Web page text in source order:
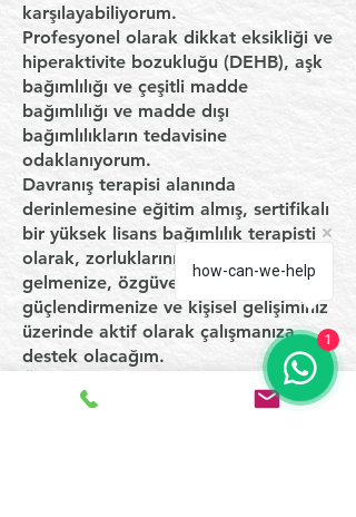
karşılayabiliyorum.
Profesyonel olarak dikkat eksikliği ve
hiperaktivite bozukluğu (DEHB), aşk
bağımlılığı ve çeşitli madde
bağımlılığı ve madde dışı
bağımlılıkların tedavisine
odaklanıyorum.
Davranış terapisi alanında
derinlemesine eğitim almış, sertifikalı
bir yüksek lisans bağımlılık terapisti
olarak, zorluklarınızın üstesinden
gelmenize, özgüveninizi
güçlendirmenize ve kişisel gelişiminiz
üzerinde aktif olarak çalışmanıza
destek olacağım.
Özellikle aşk bağımlılığı konusunda
danışmanlık ve terapi hizmetleri
how-can-we-help
1